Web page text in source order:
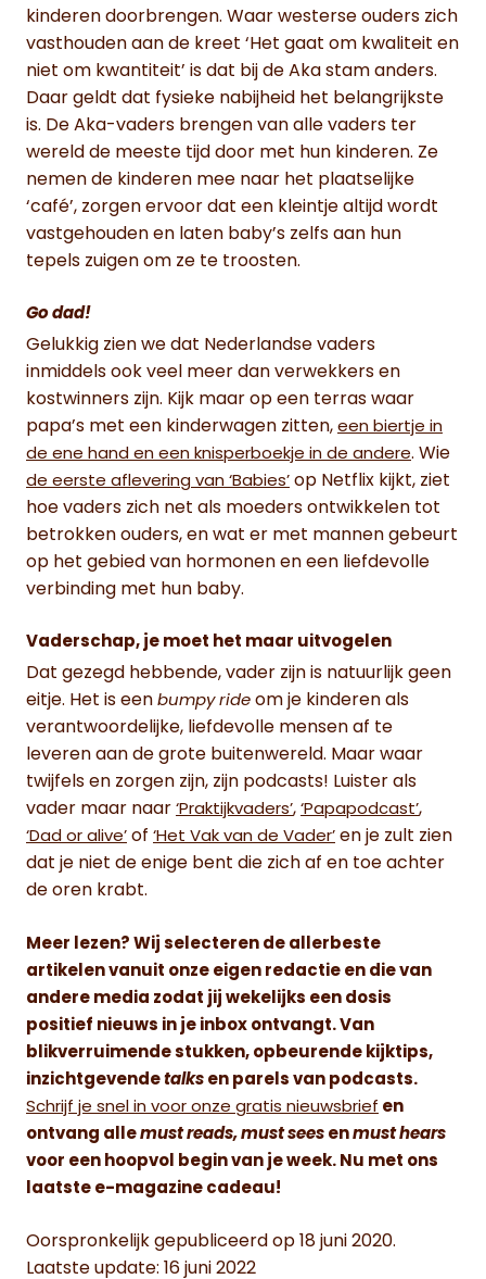
kinderen doorbrengen. Waar westerse ouders zich
vasthouden aan de kreet ‘Het gaat om kwaliteit en
niet om kwantiteit’ is dat bij de Aka stam anders.
Daar geldt dat fysieke nabijheid het belangrijkste
is. De Aka-vaders brengen van alle vaders ter
wereld de meeste tijd door met hun kinderen. Ze
nemen de kinderen mee naar het plaatselijke
‘café’, zorgen ervoor dat een kleintje altijd wordt
vastgehouden en laten baby’s zelfs aan hun
tepels zuigen om ze te troosten.
Go dad!
Gelukkig zien we dat Nederlandse vaders
inmiddels ook veel meer dan verwekkers en
kostwinners zijn. Kijk maar op een terras waar
papa’s met een kinderwagen zitten, een biertje in
de ene hand en een knisperboekje in de andere. Wie
de eerste aflevering van ‘Babies’ op Netflix kijkt, ziet
hoe vaders zich net als moeders ontwikkelen tot
betrokken ouders, en wat er met mannen gebeurt
op het gebied van hormonen en een liefdevolle
verbinding met hun baby.
Vaderschap, je moet het maar uitvogelen
Dat gezegd hebbende, vader zijn is natuurlijk geen
eitje. Het is een bumpy ride om je kinderen als
verantwoordelijke, liefdevolle mensen af te
leveren aan de grote buitenwereld. Maar waar
twijfels en zorgen zijn, zijn podcasts! Luister als
vader maar naar ‘Praktijkvaders’, ‘Papapodcast’,
‘Dad or alive’ of ‘Het Vak van de Vader’ en je zult zien
dat je niet de enige bent die zich af en toe achter
de oren krabt.
Meer lezen? Wij selecteren de allerbeste
artikelen vanuit onze eigen redactie en die van
andere media zodat jij wekelijks een dosis
positief nieuws in je inbox ontvangt. Van
blikverruimende stukken, opbeurende kijktips,
inzichtgevende talks en parels van podcasts.
Schrijf je snel in voor onze gratis nieuwsbrief en
ontvang alle must reads, must sees en must hears
voor een hoopvol begin van je week. Nu met ons
laatste e-magazine cadeau!
Oorspronkelijk gepubliceerd op 18 juni 2020.
Laatste update: 16 juni 2022